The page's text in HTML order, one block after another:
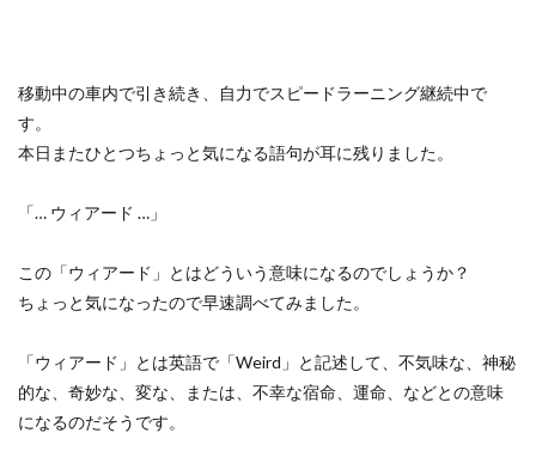
移動中の車内で引き続き、自力でスピードラーニング継続中で
す。
本日またひとつちょっと気になる語句が耳に残りました。
「… ウィアード …」
この「ウィアード」とはどういう意味になるのでしょうか？
ちょっと気になったので早速調べてみました。
「ウィアード」とは英語で「Weird」と記述して、不気味な、神秘
的な、奇妙な、変な、または、不幸な宿命、運命、などとの意味
になるのだそうです。